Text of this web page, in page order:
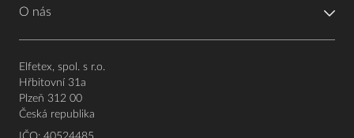
O nás
Elfetex, spol. s r.o.
Hřbitovní 31a
Plzeň 312 00
Česká republika